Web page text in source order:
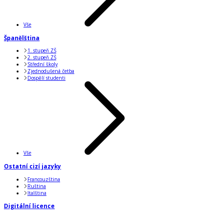
Vše
Španělština
1. stupeň ZŠ
2. stupeň ZŠ
Střední školy
Zjednodušená četba
Dospělí studenti
Vše
Ostatní cizí jazyky
Francouzština
Ruština
Italština
Digitální licence